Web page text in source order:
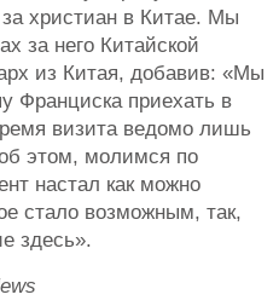
христиан в Китае. Мы
за него Китайской
из Китая, добавив: «Мы
Франциска приехать в
визита ведомо лишь
этом, молимся по
настал как можно
стало возможным, так,
здесь».